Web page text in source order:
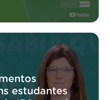
estudantes